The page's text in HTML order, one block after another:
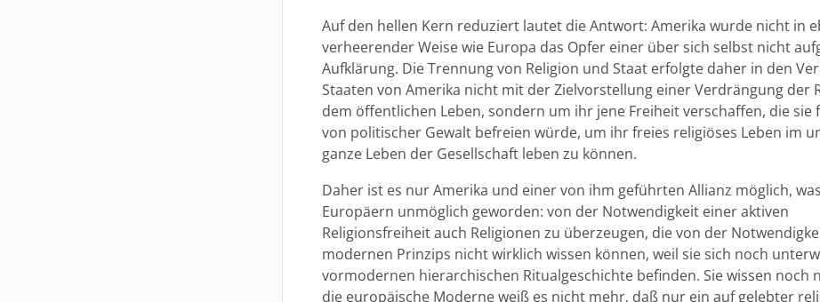
Auf den hellen Kern reduziert lautet die Antwort: Amerika wurde nicht in
verheerender Weise wie Europa das Opfer einer über sich selbst nicht
Aufklärung. Die Trennung von Religion und Staat erfolgte daher in den
Staaten von Amerika nicht mit der Zielvorstellung einer Verdrängung der
dem öffentlichen Leben, sondern um ihr jene Freiheit verschaffen, die sie
von politischer Gewalt befreien würde, um ihr freies religiöses Leben im
ganze Leben der Gesellschaft leben zu können.
Daher ist es nur Amerika und einer von ihm geführten Allianz möglich,
Europäern unmöglich geworden: von der Notwendigkeit einer aktiven
Religionsfreiheit auch Religionen zu überzeugen, die von der
modernen Prinzips nicht wirklich wissen können, weil sie sich noch
vormodernen hierarchischen Ritualgeschichte befinden. Sie wissen noch
die europäische Moderne weiß es nicht mehr, daß nur ein auf gelebter